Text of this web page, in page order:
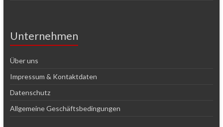
Unternehmen
Über uns
Impressum & Kontaktdaten
Datenschutz
Allgemeine Geschäftsbedingungen